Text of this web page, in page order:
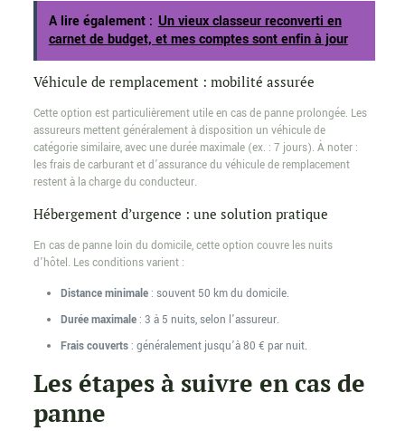
A lire également : Un vieux classeur reconverti en
carnet de budget, et mes comptes sont enfin à jour
Véhicule de remplacement : mobilité assurée
Cette option est particulièrement utile en cas de panne prolongée. Les
assureurs mettent généralement à disposition un véhicule de
catégorie similaire, avec une durée maximale (ex. : 7 jours). À noter :
les frais de carburant et d’assurance du véhicule de remplacement
restent à la charge du conducteur.
Hébergement d’urgence : une solution pratique
En cas de panne loin du domicile, cette option couvre les nuits
d’hôtel. Les conditions varient :
Distance minimale: souvent 50 km du domicile.
Durée maximale: 3 à 5 nuits, selon l’assureur.
Frais couverts: généralement jusqu’à 80 € par nuit.
Les étapes à suivre en cas de
panne